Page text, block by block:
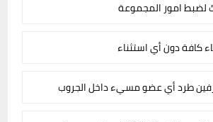
امور المجموعة
كافة دون أي استثناء
طرد أي عضو مسيء داخل الجروب